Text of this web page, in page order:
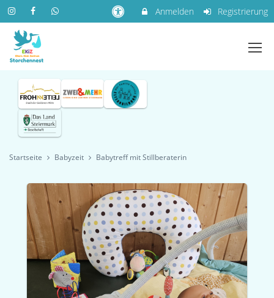
Anmelden Registrierung
Startseite Babyzeit Babytreff mit Stillberaterin